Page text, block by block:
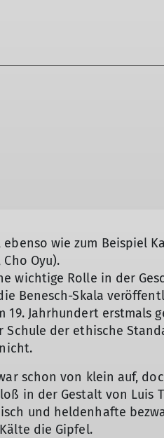
wie zum Beispiel
Oyu).
wichtige Rolle in der
Benesch-Skala
19. Jahrhundert erstmals
Schule der ethische
schon von klein auf,
in der Gestalt von Luis
und heldenhafte
die Gipfel.